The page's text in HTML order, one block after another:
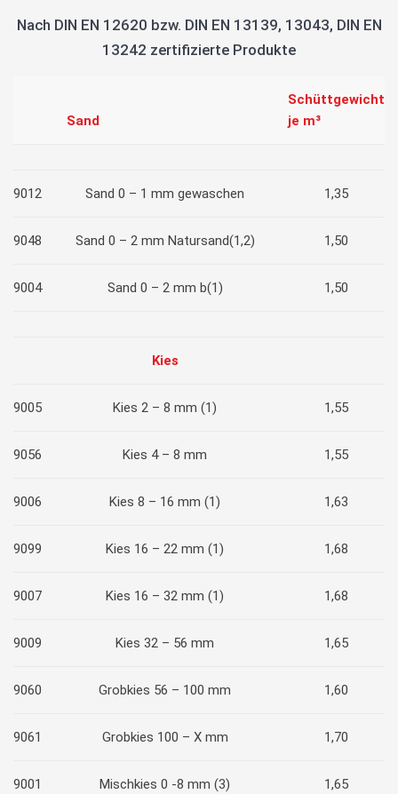
Nach DIN EN 12620 bzw. DIN EN 13139, 13043, DIN EN
13242 zertifizierte Produkte
Sand
Schüttgewicht
je m³
9012 Sand 0 – 1 mm gewaschen 1,35
9048 Sand 0 – 2 mm Natursand(1,2) 1,50
9004 Sand 0 – 2 mm b(1) 1,50
Kies
9005 Kies 2 – 8 mm (1) 1,55
9056 Kies 4 – 8 mm 1,55
9006 Kies 8 – 16 mm (1) 1,63
9099 Kies 16 – 22 mm (1) 1,68
9007 Kies 16 – 32 mm (1) 1,68
9009 Kies 32 – 56 mm 1,65
9060 Grobkies 56 – 100 mm 1,60
9061 Grobkies 100 – X mm 1,70
9001 Mischkies 0 -8 mm (3) 1,65